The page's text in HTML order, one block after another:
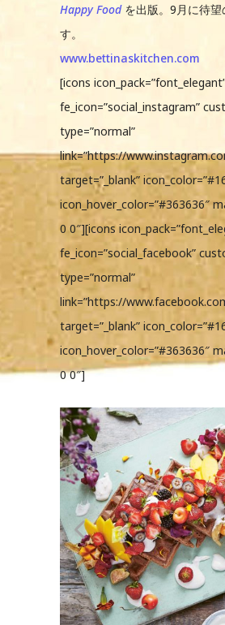
Happy Foodを出版。9月に待望
す。
www.bettinaskitchen.com
[icons
fe_icon=”social_instagram”
type=”normal”
link=”https://
target=”_blank”
icon_hover_color=”#363636″
0 0″][icons
fe_icon=”social_facebook”
type=”normal”
link=”https://
target=”_blank”
icon_hover_color=”#363636″
0 0″]